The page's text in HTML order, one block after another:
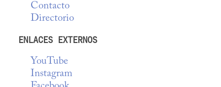
Contacto
Directorio
ENLACES EXTERNOS
YouTube
Instagram